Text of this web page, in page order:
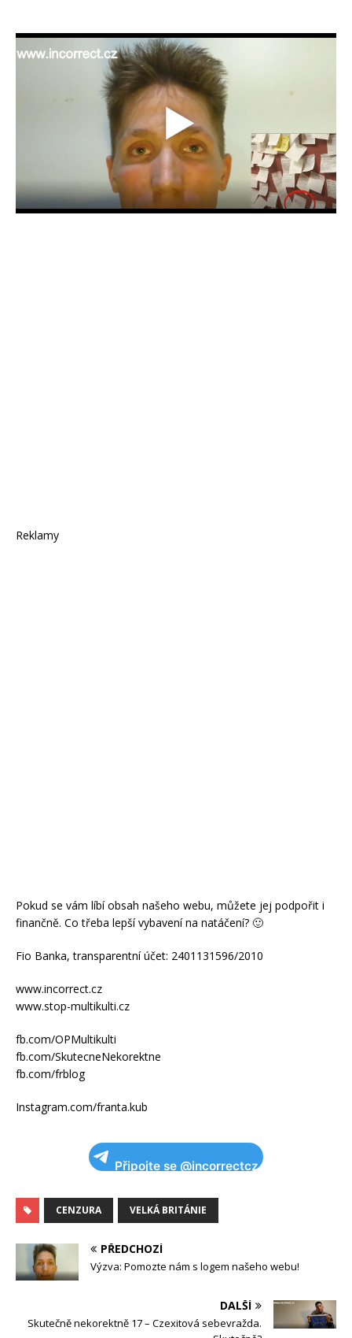
Reklamy
Pokud se vám líbí obsah našeho webu, můžete jej podpořit i
finančně. Co třeba lepší vybavení na natáčení? 🙂
Fio Banka, transparentní účet: 2401131596/2010
www.incorrect.cz
www.stop-multikulti.cz
fb.com/OPMultikulti
fb.com/SkutecneNekorektne
fb.com/frblog
Instagram.com/franta.kub
Připojte se @incorrectcz
CENZURA VELKÁ BRITÁNIE
PŘEDCHOZÍ
Výzva: Pomozte nám s logem našeho webu!
DALŠÍ
Skutečně nekorektně 17 – Czexitová sebevražda.